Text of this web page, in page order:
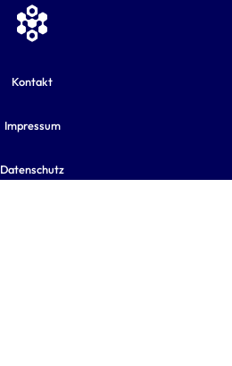
Kontakt
Impressum
Datenschutz